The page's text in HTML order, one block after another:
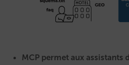
MCP permet aux assistants